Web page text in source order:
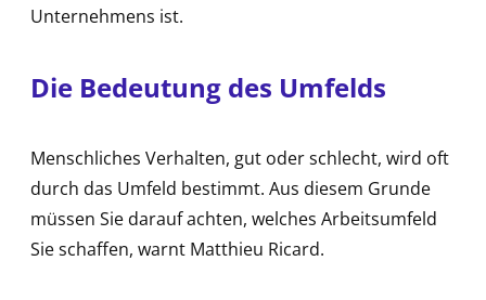
Unternehmens ist.
Die Bedeutung des Umfelds
Menschliches Verhalten, gut oder schlecht, wird oft
durch das Umfeld bestimmt. Aus diesem Grunde
müssen Sie darauf achten, welches Arbeitsumfeld
Sie schaffen, warnt Matthieu Ricard.